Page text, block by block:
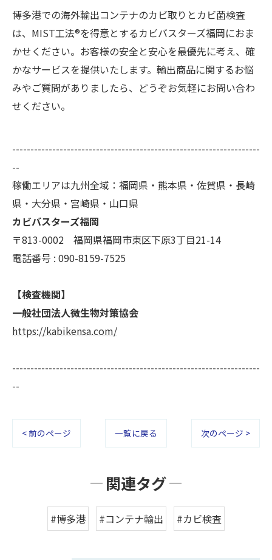
博多港での海外輸出コンテナのカビ取りとカビ菌検査
は、MIST工法®を得意とするカビバスターズ福岡におま
かせください。お客様の安全と安心を最優先に考え、確
かなサービスを提供いたします。輸出商品に関するお悩
みやご質問がありましたら、どうぞお気軽にお問い合わ
せください。
--------------------------------------------------------------------
--
稼働エリアは九州全域：福岡県・熊本県・佐賀県・長崎
県・大分県・宮崎県・山口県
カビバスターズ福岡
〒813-0002 福岡県福岡市東区下原3丁目21-14
電話番号 : 090-8159-7525
【検査機関】
一般社団法人微生物対策協会
https://kabikensa.com/
--------------------------------------------------------------------
--
< 前のページ 一覧に戻る 次のページ >
関連タグ
#博多港 #コンテナ輸出 #カビ検査